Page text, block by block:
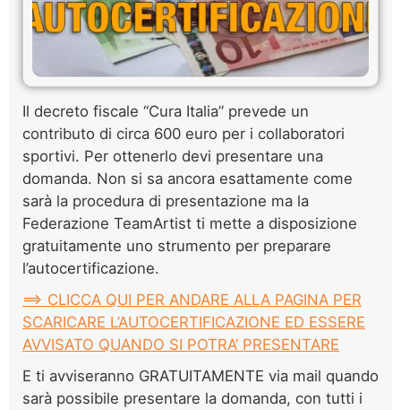
Il decreto fiscale “Cura Italia” prevede un
contributo di circa 600 euro per i collaboratori
sportivi. Per ottenerlo devi presentare una
domanda. Non si sa ancora esattamente come
sarà la procedura di presentazione ma la
Federazione TeamArtist ti mette a disposizione
gratuitamente uno strumento per preparare
l’autocertificazione.
==> CLICCA QUI PER ANDARE ALLA PAGINA PER
SCARICARE L’AUTOCERTIFICAZIONE ED ESSERE
AVVISATO QUANDO SI POTRA’ PRESENTARE
E ti avviseranno GRATUITAMENTE via mail quando
sarà possibile presentare la domanda, con tutti i